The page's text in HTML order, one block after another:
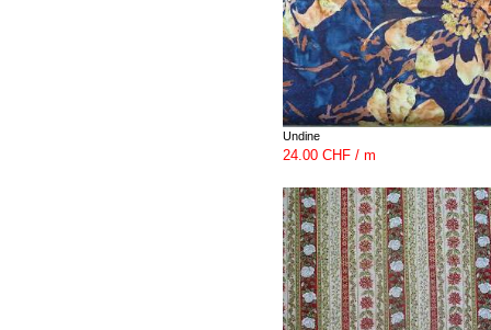
Undine
24.00 CHF / m